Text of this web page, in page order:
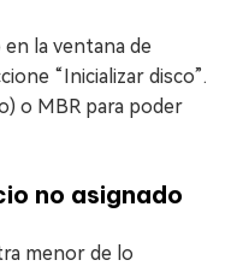
la ventana de
“Inicializar disco”.
o MBR para poder
no asignado
menor de lo